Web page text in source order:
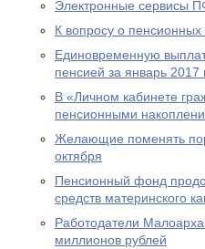
Электронные сервисы
К вопросу о пенсионных
Единовременную
пенсией за январь 2017
В «Личном кабинете
пенсионными
Желающие поменять
октября
Пенсионный фонд
средств материнского
Работодатели
миллионов рублей